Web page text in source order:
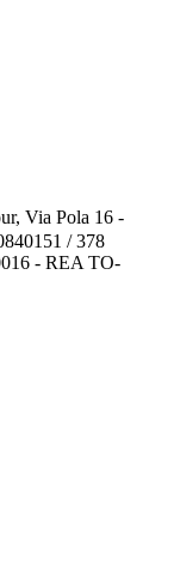
Via Pola 16 -
/ 378
- REA TO-